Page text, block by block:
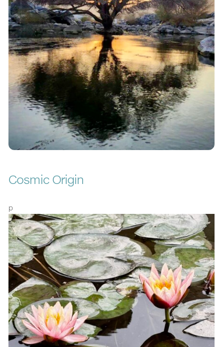
Cosmic Origin
p